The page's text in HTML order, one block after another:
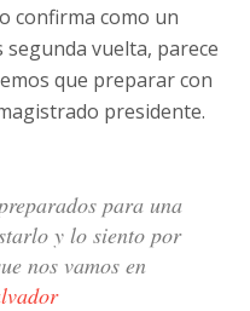
confirma como un
vuelta, parece
que preparar con
presidente.
para una
y lo siento por
nos vamos en